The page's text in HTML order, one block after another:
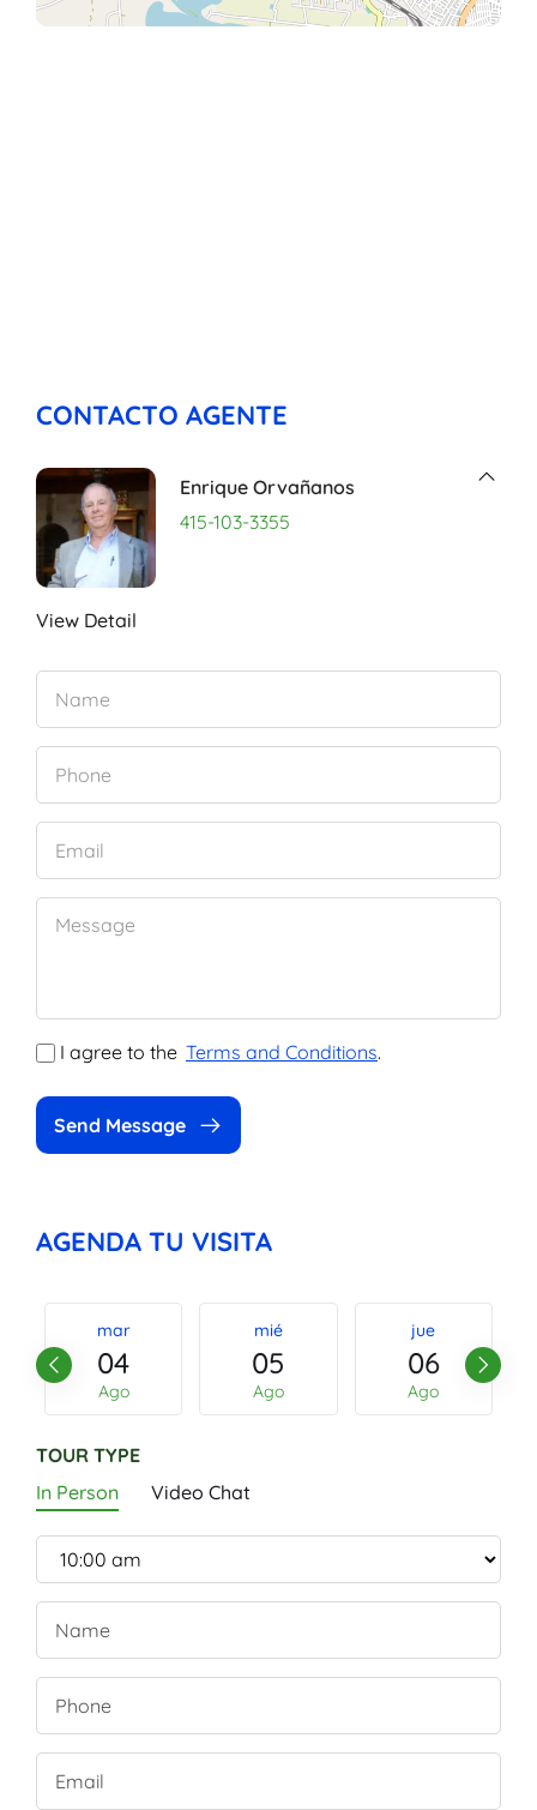
CONTACTO AGENTE
Enrique Orvañanos
415-103-3355
View Detail
I agree to the Terms and Conditions.
Send Message
AGENDA TU VISITA
mar
04
Ago
mié
05
Ago
jue
06
Ago
TOUR TYPE
In Person
Video Chat